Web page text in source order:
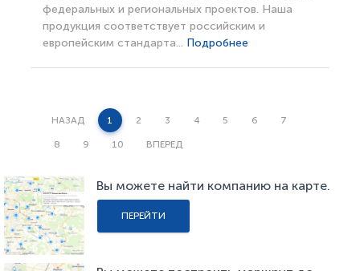
федеральных и региональных проектов. Наша
продукция соответствует российским и
европейским стандарта... Подробнее
НАЗАД 1 2 3 4 5 6 7
8 9 10 ВПЕРЕД
Вы можете найти компанию на карте.
ПЕРЕЙТИ